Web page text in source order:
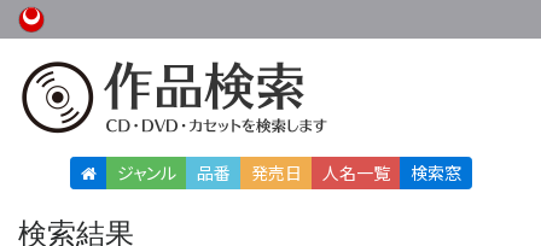
ジャンル 品番 発売日 人名一覧 検索窓
検索結果